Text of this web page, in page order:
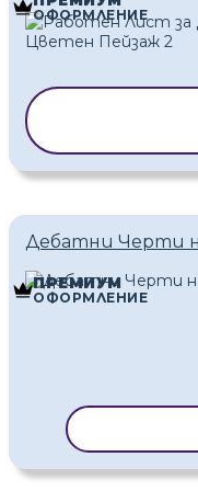
ОФОРМЛЕНИЕ
Дебатни Черти
ПРЕМИУМ
ОФОРМЛЕНИЕ